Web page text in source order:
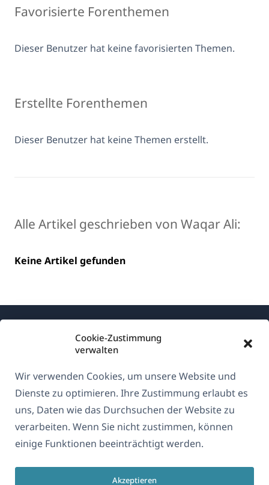
Cookie-Zustimmung
verwalten
Wir verwenden Cookies, um unsere Website und
Dienste zu optimieren. Ihre Zustimmung erlaubt es
uns, Daten wie das Durchsuchen der Website zu
verarbeiten. Wenn Sie nicht zustimmen, können
einige Funktionen beeinträchtigt werden.
Akzeptieren
Favorisierte Forenthemen
Dieser Benutzer hat keine favorisierten Themen.
Erstellte Forenthemen
Dieser Benutzer hat keine Themen erstellt.
Alle Artikel geschrieben von Waqar Ali:
Keine Artikel gefunden
Über WPML
DSGVO & Datenschutzrichtlinie
Unserem Team beitreten(öffnet
in
in
(öffnet
in
in